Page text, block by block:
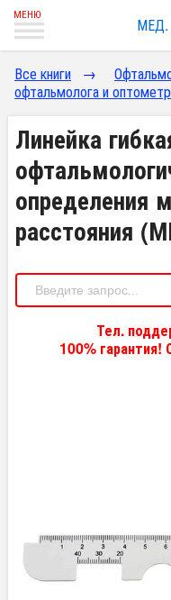
МЕД.
Все книги →
офтальмолога и
Линейка
определения
расстояния
Тел.
100% гарантия!